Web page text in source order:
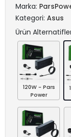
Marka:
Kategori: Asus
Ürün
120W - Pars
Power